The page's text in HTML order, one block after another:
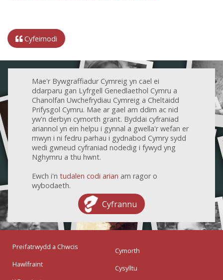
Cyfeirnodi
Mae'r Bywgraffiadur Cymreig yn cael ei
ddarparu gan Lyfrgell Genedlaethol Cymru a
Chanolfan Uwchefrydiau Cymreig a Cheltaidd
Prifysgol Cymru. Mae ar gael am ddim ac nid
yw'n derbyn cymorth grant. Byddai cyfraniad
ariannol yn ein helpu i gynnal a gwella'r wefan er
mwyn i ni fedru parhau i gydnabod Cymry sydd
wedi gwneud cyfraniad nodedig i fywyd yng
Nghymru a thu hwnt.
Ewch i'n tudalen codi arian am ragor o
wybodaeth.
Cyfrannu
Preifatrwydd a Chwcis
Hawlfraint
Cymorth
Cysylltu